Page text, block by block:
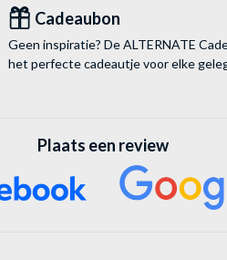
Cadeaubon
Geen inspiratie? De ALTERNATE
het perfecte cadeautje voor elke
Plaats een review